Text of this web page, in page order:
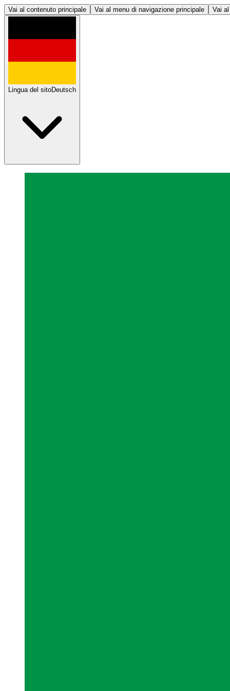
Vai al contenuto principale Vai al menu di navigazione principale Vai
Lingua del sitoDeutsch